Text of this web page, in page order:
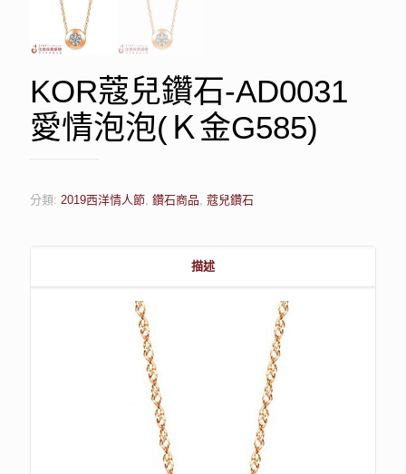
KOR蔻兒鑽石-AD0031
愛情泡泡(Ｋ金G585)
分類: 2019西洋情人節, 鑽石商品, 蔻兒鑽石
描述